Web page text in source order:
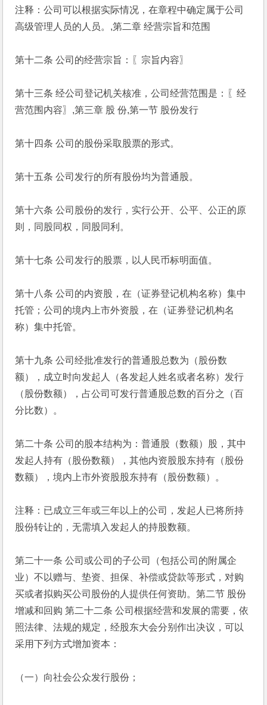
注释：公司可以根据实际情况，在章程中确定属于公司
高级管理人员的人员。,第二章 经营宗旨和范围
第十二条 公司的经营宗旨：〖宗旨内容〗
第十三条 经公司登记机关核准，公司经营范围是：〖经
营范围内容〗,第三章 股 份,第一节 股份发行
第十四条 公司的股份采取股票的形式。
第十五条 公司发行的所有股份均为普通股。
第十六条 公司股份的发行，实行公开、公平、公正的原
则，同股同权，同股同利。
第十七条 公司发行的股票，以人民币标明面值。
第十八条 公司的内资股，在（证券登记机构名称）集中
托管；公司的境内上市外资股，在（证券登记机构名
称）集中托管。
第十九条 公司经批准发行的普通股总数为（股份数
额），成立时向发起人（各发起人姓名或者名称）发行
（股份数额），占公司可发行普通股总数的百分之（百
分比数）。
第二十条 公司的股本结构为：普通股（数额）股，其中
发起人持有（股份数额），其他内资股股东持有（股份
数额），境内上市外资股股东持有（股份数额）。
注释：已成立三年或三年以上的公司，发起人已将所持
股份转让的，无需填入发起人的持股数额。
第二十一条 公司或公司的子公司（包括公司的附属企
业）不以赠与、垫资、担保、补偿或贷款等形式，对购
买或者拟购买公司股份的人提供任何资助。第二节 股份
增减和回购 第二十二条 公司根据经营和发展的需要，依
照法律、法规的规定，经股东大会分别作出决议，可以
采用下列方式增加资本：
（一）向社会公众发行股份；